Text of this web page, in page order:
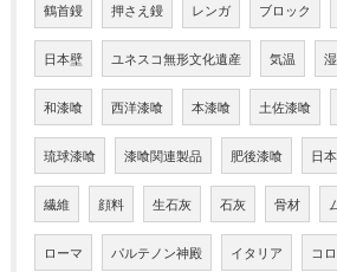
鶴首鏝 押さえ鏝 レンガ ブロック
日本壁 ユネスコ無形文化遺産 気温
和漆喰 西洋漆喰 本漆喰 土佐漆喰
琉球漆喰 漆喰関連製品 肥後漆喰 日本
繊維 顔料 生石灰 石灰 骨材
ローマ パルテノン神殿 イタリア コ